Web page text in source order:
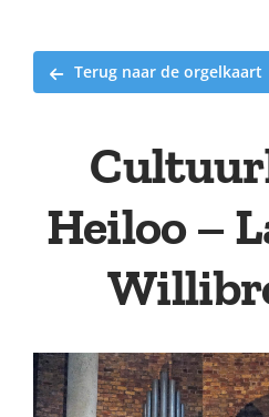
Terug naar de orgelkaart
Heiloo –